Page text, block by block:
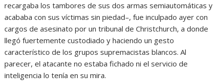
recargaba los tambores de sus dos armas semiautomáticas y
acababa con sus víctimas sin piedad–, fue inculpado ayer con
cargos de asesinato por un tribunal de Christchurch, a donde
llegó fuertemente custodiado y haciendo un gesto
característico de los grupos supremacistas blancos. Al
parecer, el atacante no estaba fichado ni el servicio de
inteligencia lo tenía en su mira.